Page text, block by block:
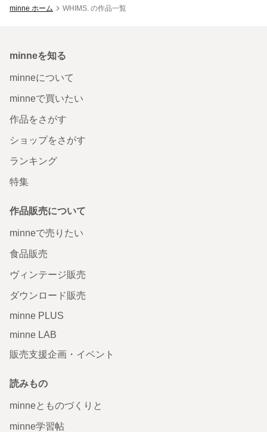
minne ホーム WHIMS. の作品一覧
minneを知る
minneについて
minneで買いたい
作品をさがす
ショップをさがす
ランキング
特集
作品販売について
minneで売りたい
食品販売
ヴィンテージ販売
ダウンロード販売
minne PLUS
minne LAB
販売支援企画・イベント
読みもの
minneとものづくりと
minne学習帖